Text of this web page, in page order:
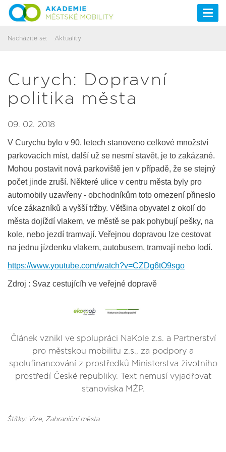
Nacházíte se: Aktuality
Curych: Dopravní
politika města
09. 02. 2018
V Curychu bylo v 90. letech stanoveno celkové množství
parkovacích míst, další už se nesmí stavět, je to zakázané.
Mohou postavit nová parkoviště jen v případě, že se stejný
počet jinde zruší. Některé ulice v centru města byly pro
automobily uzavřeny - obchodníkům toto omezení přineslo
více zákazníků a vyšší tržby. Většina obyvatel z okolí do
města dojíždí vlakem, ve městě se pak pohybují pešky, na
kole, nebo jezdí tramvají. Veřejnou dopravou lze cestovat
na jednu jízdenku vlakem, autobusem, tramvají nebo lodí.
https://www.youtube.com/watch?v=CZDg6tO9sgo
Zdroj : Svaz cestujícíh ve veřejné dopravě
Článek vznikl ve spolupráci NaKole z.s. a Partnerství
pro městskou mobilitu z.s., za podpory a
spolufinancování z prostředků Ministerstva životního
prostředí České republiky. Text nemusí vyjadřovat
stanoviska MŽP.
Štítky: Vize, Zahraniční města